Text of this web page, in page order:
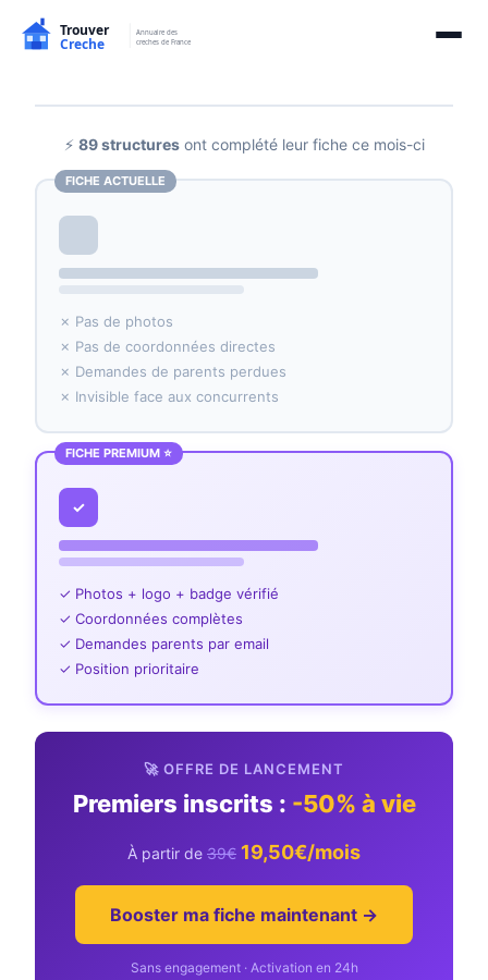
⚡ 89 structuresont complété leur fiche ce mois-ci
FICHE ACTUELLE
✗ Pas de photos
✗ Pas de coordonnées directes
✗ Demandes de parents perdues
✗ Invisible face aux concurrents
FICHE PREMIUM ⭐
✓
✓ Photos + logo + badge vérifié
✓ Coordonnées complètes
✓ Demandes parents par email
✓ Position prioritaire
🚀 OFFRE DE LANCEMENT
Premiers inscrits : -50% à vie
À partir de 39€ 19,50€/mois
Booster ma fiche maintenant →
Sans engagement · Activation en 24h